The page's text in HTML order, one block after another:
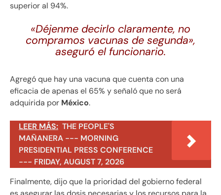
superior al 94%.
«Déjenme decirlo claramente, no
compramos vacunas de segunda»,
aseguró el funcionario.
Agregó que hay una vacuna que cuenta con una
eficacia de apenas el 65% y señaló que no será
adquirida por México.
LEER MÁS: THE PEOPLE'S
MAÑANERA --- MORNING
PRESIDENTIAL PRESS CONFERENCE
--- FRIDAY, AUGUST 7, 2026
Finalmente, dijo que la prioridad del gobierno federal